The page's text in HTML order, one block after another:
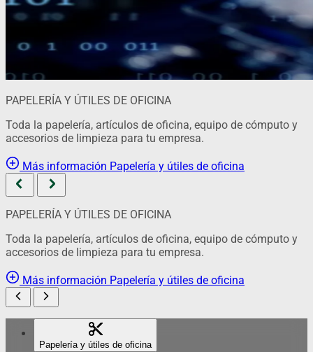
PAPELERÍA Y ÚTILES DE OFICINA
Toda la papelería, artículos de oficina, equipo de cómputo y
accesorios de limpieza para tu empresa.
Más información Papelería y útiles de oficina
PAPELERÍA Y ÚTILES DE OFICINA
Toda la papelería, artículos de oficina, equipo de cómputo y
accesorios de limpieza para tu empresa.
Más información Papelería y útiles de oficina
Papelería y útiles de oficina